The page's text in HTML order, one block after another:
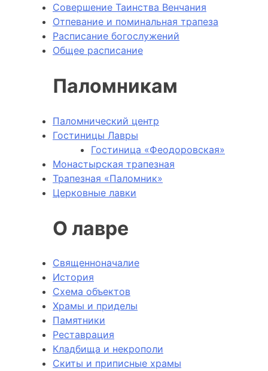
Совершение Таинства Венчания
Отпевание и поминальная трапеза
Расписание богослужений
Общее расписание
Паломникам
Паломнический центр
Гостиницы Лавры
Гостиница «Феодоровская»
Монастырская трапезная
Трапезная «Паломник»
Церковные лавки
О лавре
Священноначалие
История
Схема объектов
Храмы и приделы
Памятники
Реставрация
Кладбища и некрополи
Скиты и приписные храмы